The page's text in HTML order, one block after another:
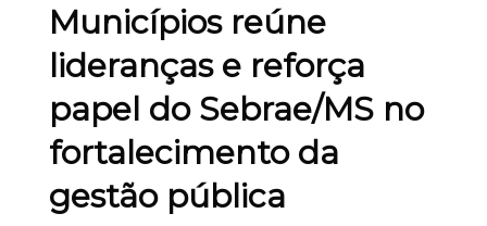
Municípios reúne
lideranças e reforça
papel do Sebrae/MS no
fortalecimento da
gestão pública